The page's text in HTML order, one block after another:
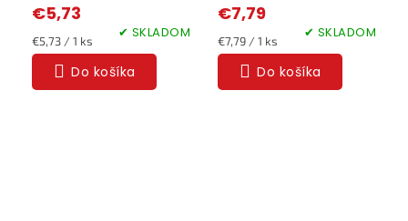
✔ SKLADOM
€5,73
Jednotková
cena:
€5,73 / 1 ks
Do košíka
✔ SKLADOM
€7,79
Jednotková
cena:
€7,79 / 1 ks
Do košíka